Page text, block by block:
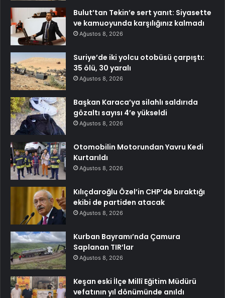
Bulut’tan Tekin’e sert yanıt: Siyasette
ve kamuoyunda karşılığınız kalmadı
Ağustos 8, 2026
Suriye’de iki yolcu otobüsü çarpıştı:
35 ölü, 30 yaralı
Ağustos 8, 2026
Başkan Karaca’ya silahlı saldırıda
gözaltı sayısı 4’e yükseldi
Ağustos 8, 2026
Otomobilin Motorundan Yavru Kedi
Kurtarıldı
Ağustos 8, 2026
Kılıçdaroğlu Özel’in CHP’de bıraktığı
ekibi de partiden atacak
Ağustos 8, 2026
Kurban Bayramı’nda Çamura
Saplanan TIR’lar
Ağustos 8, 2026
Keşan eski İlçe Millî Eğitim Müdürü
vefatının yıl dönümünde anıldı